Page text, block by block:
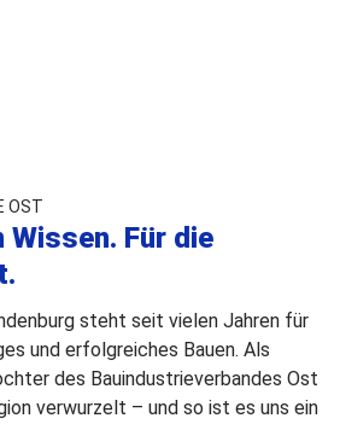
OST
Für die
steht seit vielen Jahren für
und erfolgreiches Bauen. Als
des Bauindustrieverbandes Ost
verwurzelt – und so ist es uns ein